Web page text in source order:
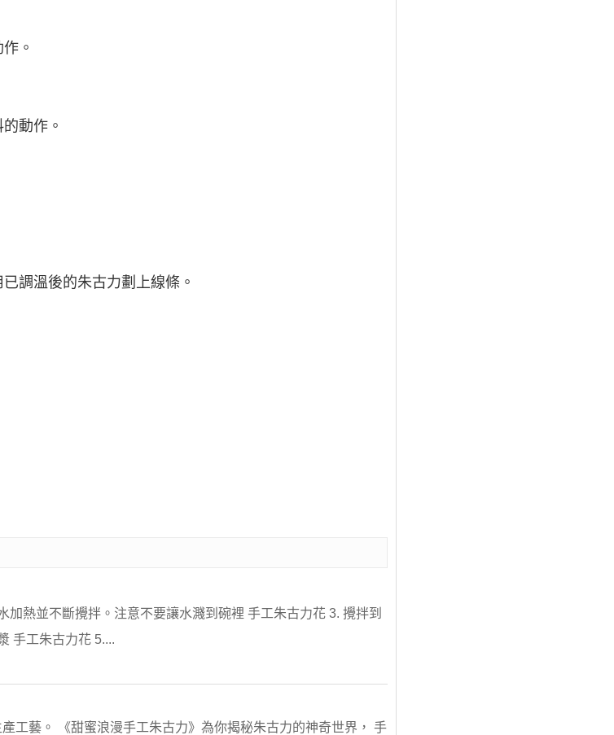
。
動作。
調溫後的朱古力劃上線條。
熱並不斷攪拌。注意不要讓水濺到碗裡 手工朱古力花 3. 攪拌到
手工朱古力花 5....
工藝。 《甜蜜浪漫手工朱古力》為你揭秘朱古力的神奇世界， 手